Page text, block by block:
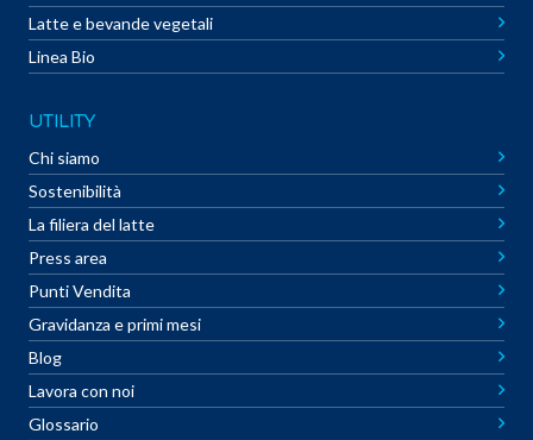
Latte e bevande vegetali
Linea Bio
UTILITY
Chi siamo
Sostenibilità
La filiera del latte
Press area
Punti Vendita
Gravidanza e primi mesi
Blog
Lavora con noi
Glossario